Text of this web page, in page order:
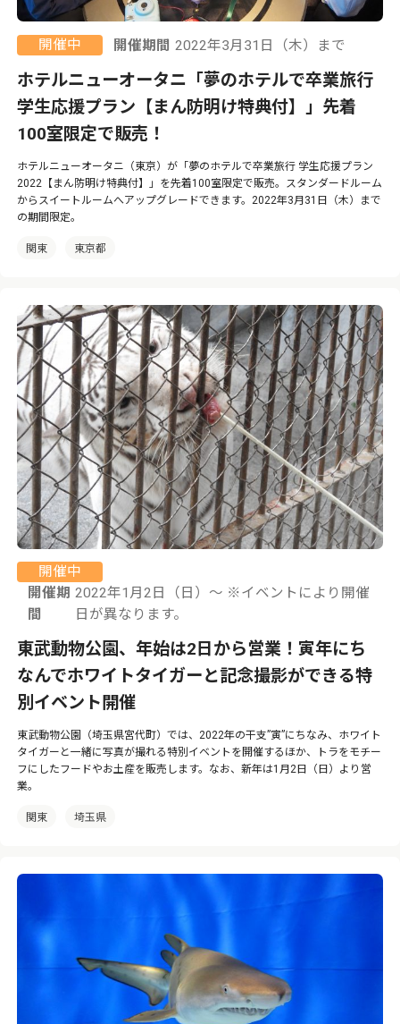
開催中 開催期間 2022年3月31日（木）まで
ホテルニューオータニ「夢のホテルで卒業旅行
学生応援プラン【まん防明け特典付】」先着
100室限定で販売！
ホテルニューオータニ（東京）が「夢のホテルで卒業旅行 学生応援プラン
2022【まん防明け特典付】」を先着100室限定で販売。スタンダードルーム
からスイートルームへアップグレードできます。2022年3月31日（木）まで
の期間限定。
関東 東京都
開催中
開催期
間
2022年1月2日（日）〜 ※イベントにより開催
日が異なります。
東武動物公園、年始は2日から営業！寅年にち
なんでホワイトタイガーと記念撮影ができる特
別イベント開催
東武動物公園（埼玉県宮代町）では、2022年の干支”寅”にちなみ、ホワイト
タイガーと一緒に写真が撮れる特別イベントを開催するほか、トラをモチー
フにしたフードやお土産を販売します。なお、新年は1月2日（日）より営
業。
関東 埼玉県